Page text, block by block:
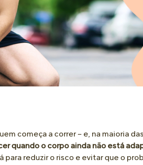
• Dor no Calcanhar
ver todos
Mobilidade e Longevidade
• Cuidado Diário
• Tipos de Pés
• Amamentação e Alimentação
• Assadura
• Choro
• Doenças e Dores
ver todos
• Desenvolvimento e Autonomia
começa a correr – e, na maioria
quando o corpo ainda não está
para reduzir o risco e evitar que o